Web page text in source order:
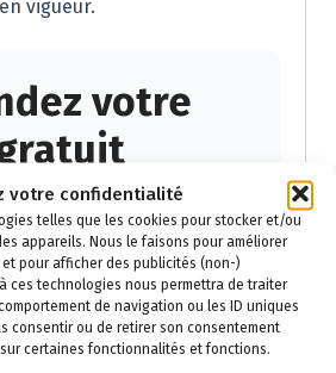
votre confidentialité
telles que les cookies pour stocker et/ou
appareils. Nous le faisons pour améliorer
pour afficher des publicités (non-)
ces technologies nous permettra de traiter
de navigation ou les ID uniques
consentir ou de retirer son consentement
certaines fonctionnalités et fonctions.
vigueur.
votre
24h ouvrées — par
email selon votre